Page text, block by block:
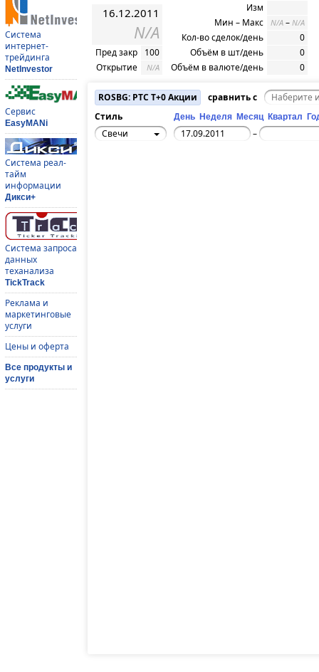
Система
интернет-
трейдинга
NetInvestor
Сервис
EasyMANi
Система реал-
тайм
информации
Дикси+
Система запроса
данных
теханализа
TickTrack
Реклама и
маркетинговые
услуги
Цены и оферта
Все продукты и
услуги
16.12.2011
N/A
Пред закр
100
Открытие
N/A
Изм
Мин – Макс
N/A – N/A
Кол-во сделок/день
0
Объём в шт/день
0
Объём в валюте/день
0
ROSBG: РТС T+0 Акции
сравнить с
Стиль
День Неделя Месяц Квартал
Свечи –